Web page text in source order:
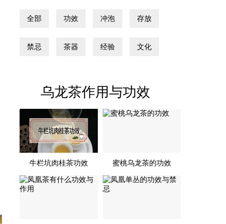
全部 功效 冲泡 存放
禁忌 茶器 经验 文化
乌龙茶作用与功效
牛栏坑肉桂茶功效 蜜桃乌龙茶的功效